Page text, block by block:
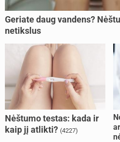
Geriate daug vandens?
netikslus
Nėštumo testas: kada ir
kaip jį atlikti? (4227)